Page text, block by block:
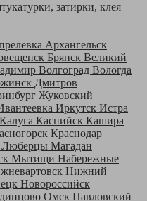
затирки, клея
Архангельск
Брянск Великий
Волгоград Вологда
Дмитров
Жуковский
Иркутск Истра
Калуга Каспийск Кашира
Краснодар
Люберцы Магадан
Мытищи Набережные
Нижний
Новороссийск
Омск Павловский